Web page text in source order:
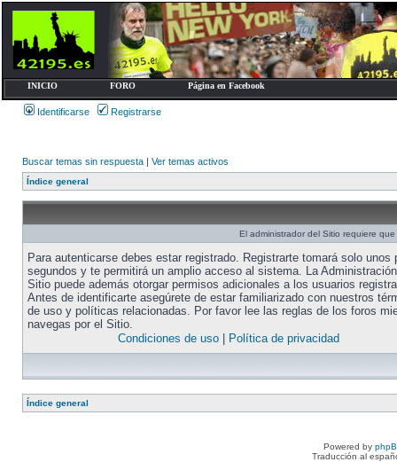
INICIO FORO Página en Facebook
Identificarse Registrarse
Buscar temas sin respuesta | Ver temas activos
Índice general
El administrador del Sitio requiere
Para autenticarse debes estar registrado. Registrarte tomará solo unos
segundos y te permitirá un amplio acceso al sistema. La
Sitio puede además otorgar permisos adicionales a los usuarios
Antes de identificarte asegúrete de estar familiarizado con nuestros
de uso y políticas relacionadas. Por favor lee las reglas de los foros
navegas por el Sitio.
Condiciones de uso| Política de privacidad
Índice general
Powered by
Traducción al